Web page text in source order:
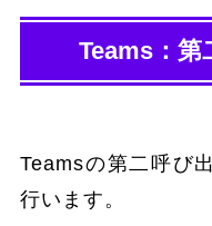
Teams：第
Teamsの第二呼び
行います。